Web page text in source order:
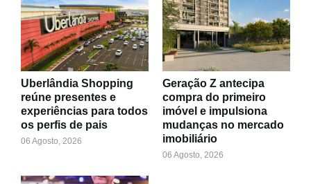
Uberlândia Shopping
reúne presentes e
experiências para todos
os perfis de pais
06 Agosto, 2026
Geração Z antecipa
compra do primeiro
imóvel e impulsiona
mudanças no mercado
imobiliário
06 Agosto, 2026